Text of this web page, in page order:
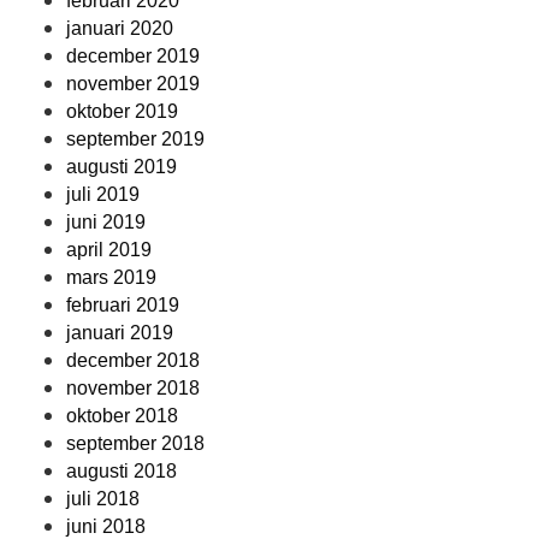
januari 2020
december 2019
november 2019
oktober 2019
september 2019
augusti 2019
juli 2019
juni 2019
april 2019
mars 2019
februari 2019
januari 2019
december 2018
november 2018
oktober 2018
september 2018
augusti 2018
juli 2018
juni 2018